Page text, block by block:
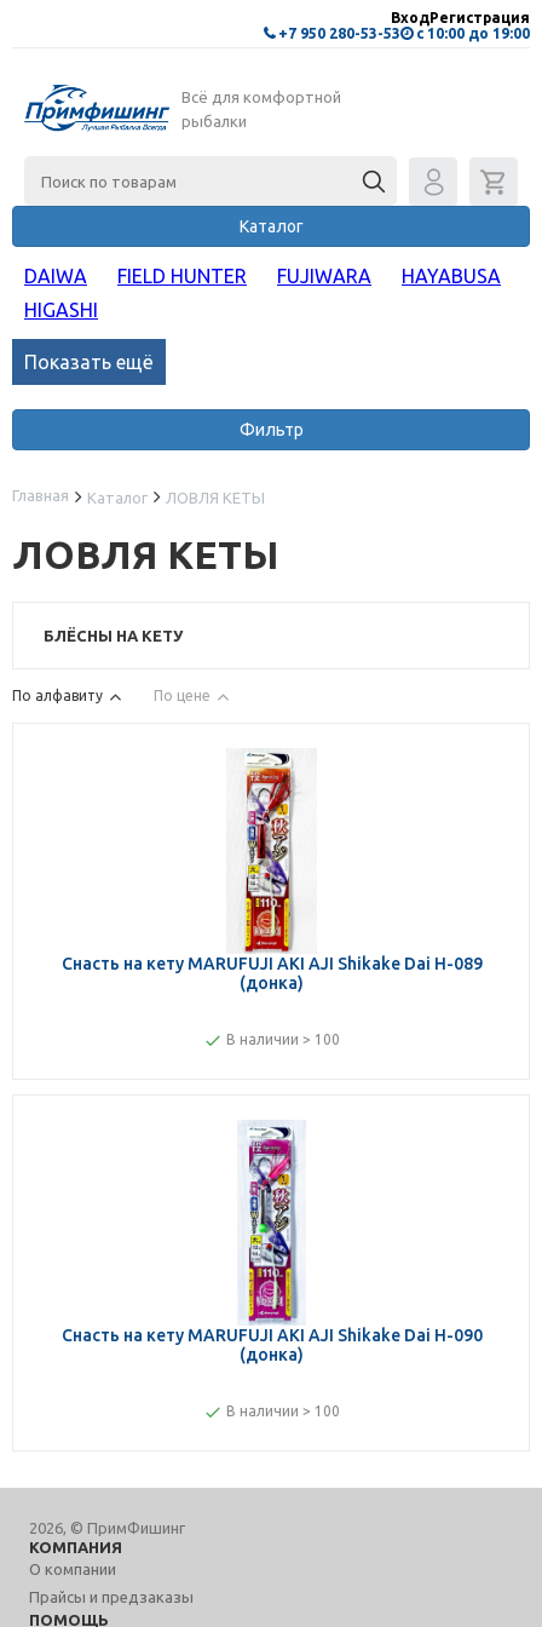
+7 950 280-53-53 с 10:00 до 19:00
ВходРегистрация
Всё для комфортной
рыбалки
Каталог
DAIWA FIELD HUNTER FUJIWARA
HAYABUSA
HIGASHI
Показать ещё
Фильтр
Главная Каталог ЛОВЛЯ КЕТЫ
ЛОВЛЯ КЕТЫ
БЛЁСНЫ НА КЕТУ
По алфавиту По цене
Снасть на кету MARUFUJI AKI AJI Shikake Dai H-089
(донка)
В наличии > 100
Снасть на кету MARUFUJI AKI AJI Shikake Dai H-090
(донка)
В наличии > 100
2026, © ПримФишинг
КОМПАНИЯ
О компании
Прайсы и предзаказы
ПОМОЩЬ